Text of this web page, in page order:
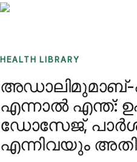
HEALTH LIBRARY
എന്നാൽ എന്ത്:
ഡോസേജ്,
എന്നിവയും